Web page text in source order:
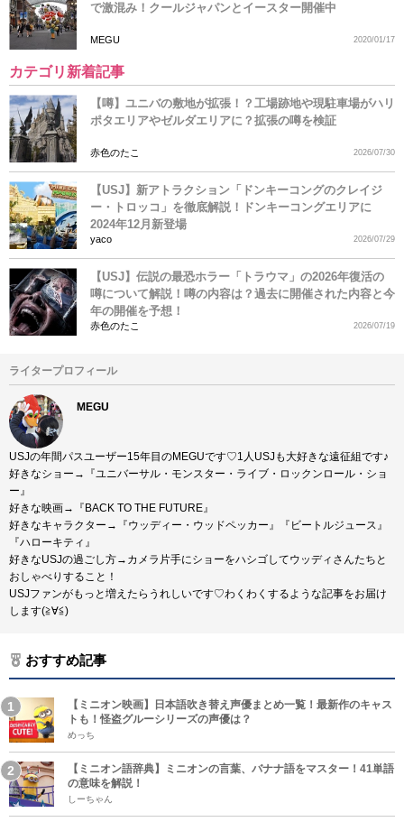
で激混み！クールジャパンとイースター開催中
MEGU 2020/01/17
カテゴリ新着記事
【噂】ユニバの敷地が拡張！？工場跡地や現駐車場がハリ
ポタエリアやゼルダエリアに？拡張の噂を検証
赤色のたこ 2026/07/30
【USJ】新アトラクション「ドンキーコングのクレイジ
ー・トロッコ」を徹底解説！ドンキーコングエリアに
2024年12月新登場
yaco 2026/07/29
【USJ】伝説の最恐ホラー「トラウマ」の2026年復活の
噂について解説！噂の内容は？過去に開催された内容と今
年の開催を予想！
赤色のたこ 2026/07/19
ライタープロフィール
MEGU
USJの年間パスユーザー15年目のMEGUです♡1人USJも大好きな遠征組です♪
好きなショー→『ユニバーサル・モンスター・ライブ・ロックンロール・ショ
ー』
好きな映画→『BACK TO THE FUTURE』
好きなキャラクター→『ウッディー・ウッドペッカー』『ビートルジュース』
『ハローキティ』
好きなUSJの過ごし方→カメラ片手にショーをハシゴしてウッディさんたちと
おしゃべりすること！
USJファンがもっと増えたらうれしいです♡わくわくするような記事をお届け
します(≧∀≦)
おすすめ記事
【ミニオン映画】日本語吹き替え声優まとめ一覧！最新作のキャス
トも！怪盗グルーシリーズの声優は？
めっち
【ミニオン語辞典】ミニオンの言葉、バナナ語をマスター！41単語
の意味を解説！
しーちゃん